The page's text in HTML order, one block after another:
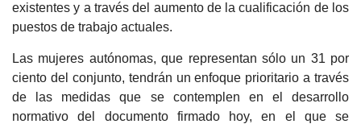
existentes y a través del aumento de la cualificación de los
puestos de trabajo actuales.
Las mujeres autónomas, que representan sólo un 31 por
ciento del conjunto, tendrán un enfoque prioritario a través
de las medidas que se contemplen en el desarrollo
normativo del documento firmado hoy, en el que se